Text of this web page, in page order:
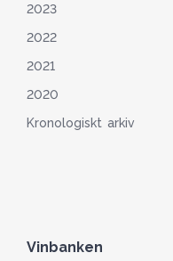
2023
2022
2021
2020
Kronologiskt arkiv
Vinbanken